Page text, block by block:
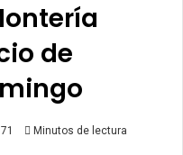
de
71 Minutos de lectura